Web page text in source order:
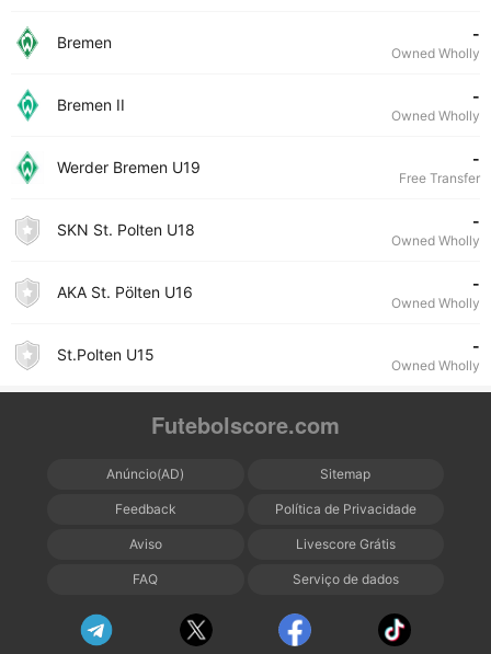
Bremen -
Owned Wholly
Bremen II -
Owned Wholly
Werder Bremen U19 -
Free Transfer
SKN St. Polten U18 -
Owned Wholly
AKA St. Pölten U16 -
Owned Wholly
St.Polten U15 -
Owned Wholly
Futebolscore.com
Anúncio(AD) Sitemap
Feedback Política de Privacidade
Aviso Livescore Grátis
FAQ Serviço de dados